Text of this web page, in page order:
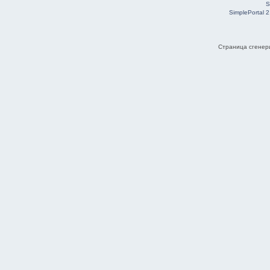
SimplePortal
Страница